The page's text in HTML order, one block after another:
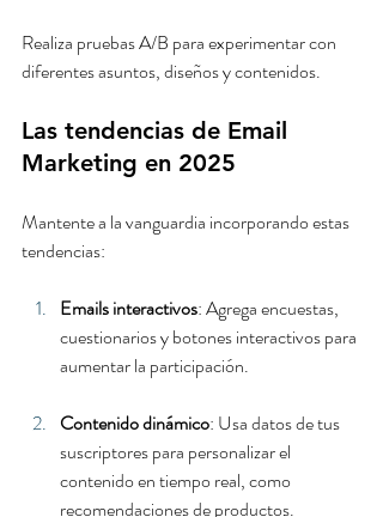
Realiza pruebas A/B para experimentar con
diferentes asuntos, diseños y contenidos.
Las tendencias de Email
Marketing en 2025
Mantente a la vanguardia incorporando estas
tendencias:
Emails interactivos: Agrega encuestas,
cuestionarios y botones interactivos para
aumentar la participación.
Contenido dinámico: Usa datos de tus
suscriptores para personalizar el
contenido en tiempo real, como
recomendaciones de productos.